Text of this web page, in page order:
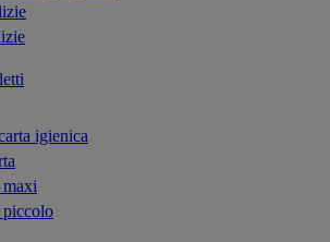
igienica